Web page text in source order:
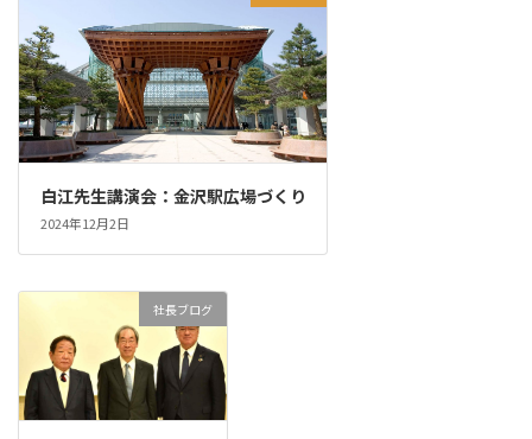
白江先生講演会：金沢駅広場づくり
2024年12月2日
社長ブログ